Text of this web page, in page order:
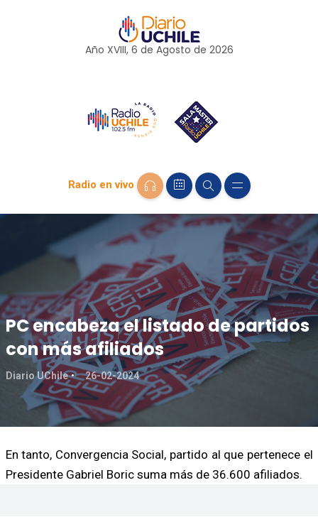
Año XVIII, 6 de Agosto de 2026
Radio en vivo
PC encabeza el listado de partidos
con más afiliados
Diario UChile 26-02-2024
En tanto, Convergencia Social, partido al que pertenece el
Presidente Gabriel Boric suma más de 36.600 afiliados.